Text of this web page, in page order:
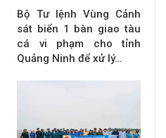
Bộ Tư lệnh Vùng Cảnh
sát biển 1 bàn giao tàu
cá vi phạm cho tỉnh
Quảng Ninh để xử lý…